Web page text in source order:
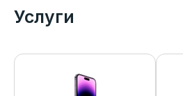
Услуги